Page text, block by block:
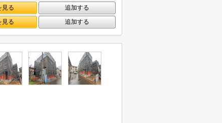
見る 追加する
見る 追加する